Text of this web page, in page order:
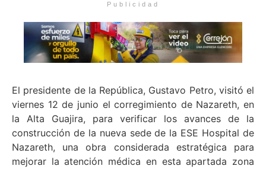
Publicidad
El presidente de la República, Gustavo Petro, visitó el
viernes 12 de junio el corregimiento de Nazareth, en
la Alta Guajira, para verificar los avances de la
construcción de la nueva sede de la ESE Hospital de
Nazareth, una obra considerada estratégica para
mejorar la atención médica en esta apartada zona